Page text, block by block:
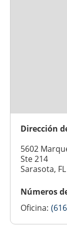
Dirección
5602
Ste 214
Sarasota,
Números
Oficina: